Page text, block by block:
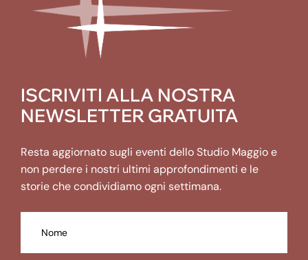
ISCRIVITI ALLA NOSTRA
NEWSLETTER GRATUITA
Resta aggiornato sugli eventi dello Studio Maggio e
non perdere i nostri ultimi approfondimenti e le
storie che condividiamo ogni settimana.